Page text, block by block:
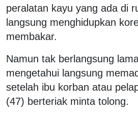
peralatan kayu yang ada di
langsung menghidupkan
membakar.
Namun tak berlangsung
mengetahui langsung
setelah ibu korban atau
(47) berteriak minta tolong.